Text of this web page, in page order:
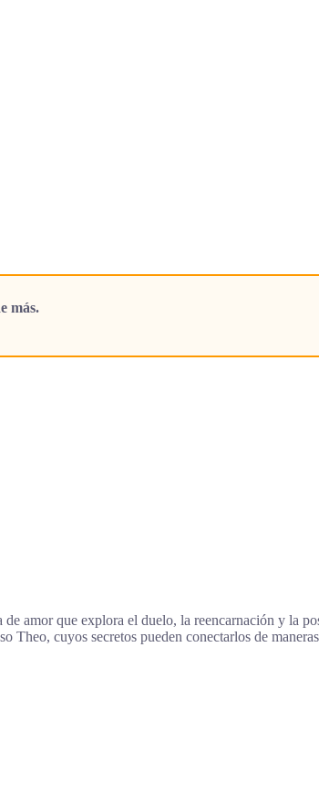
más.
amor que explora el duelo, la reencarnación y la
Theo, cuyos secretos pueden conectarlos de